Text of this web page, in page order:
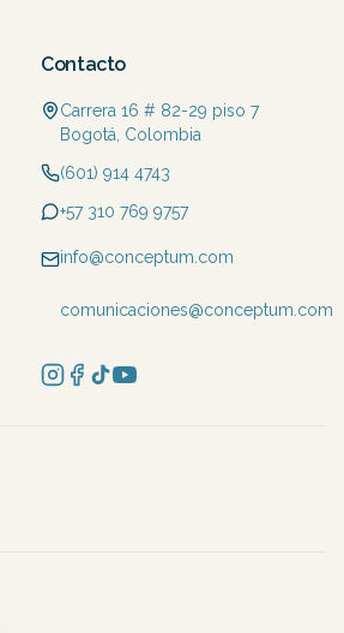
Contacto
Carrera 16 # 82-29 piso 7
Bogotá, Colombia
(601) 914 4743
+57 310 769 9757
info@conceptum.com
comunicaciones@conceptum.com